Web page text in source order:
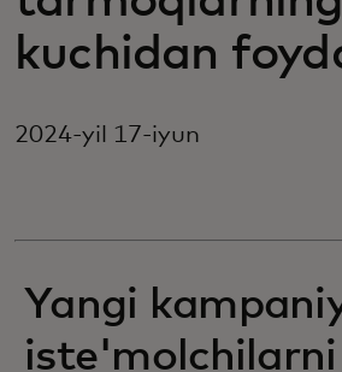
Yangiliklar va trendlar
kuchidan
2024-yil 17-iyun
Yangi
iste'molchilarni